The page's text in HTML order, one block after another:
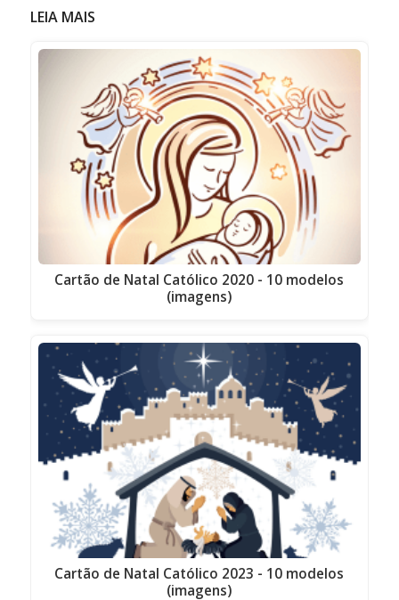
LEIA MAIS
Cartão de Natal Católico 2020 - 10 modelos
(imagens)
Cartão de Natal Católico 2023 - 10 modelos
(imagens)